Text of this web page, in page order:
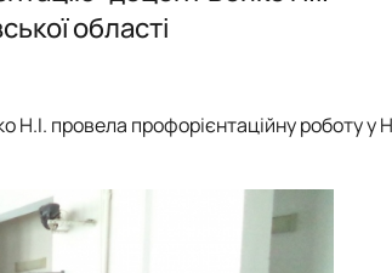
області
Н.І. провела профорієнтаційну роботу у